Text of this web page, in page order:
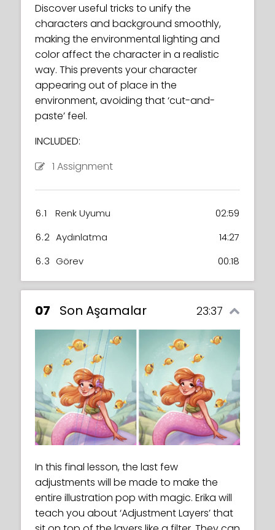
Discover useful tricks to unify the
characters and background smoothly,
making the environmental lighting and
color affect the character in a realistic
way. This prevents your character
appearing out of place in the
environment, avoiding that ‘cut-and-
paste’ feel.
INCLUDED:
1 Assignment
6.1 Renk Uyumu
02:59
6.2 Aydınlatma
14:27
6.3 Görev 00:18
07 Son Aşamalar 23:37
In this final lesson, the last few
adjustments will be made to make the
entire illustration pop with magic. Erika will
teach you about ‘Adjustment Layers’ that